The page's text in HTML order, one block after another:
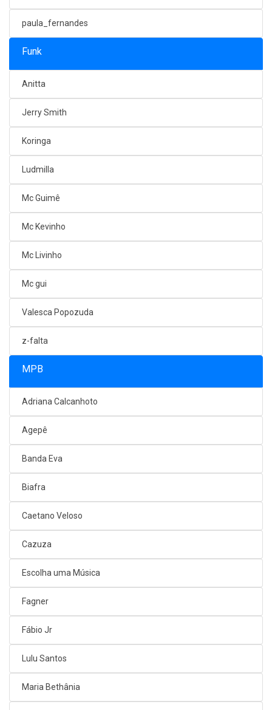
paula_fernandes
Funk
Anitta
Jerry Smith
Koringa
Ludmilla
Mc Guimê
Mc Kevinho
Mc Livinho
Mc gui
Valesca Popozuda
z-falta
MPB
Adriana Calcanhoto
Agepê
Banda Eva
Biafra
Caetano Veloso
Cazuza
Escolha uma Música
Fagner
Fábio Jr
Lulu Santos
Maria Bethânia